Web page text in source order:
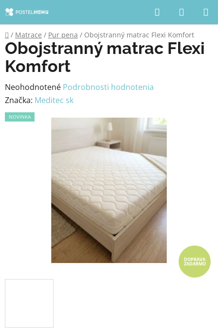
na
obsah
Hľadať
KOŠÍK
Domov
/ Matrace / Pur pena / Obojstranný matrac Flexi Komfort
Obojstranný matrac Flexi
Komfort
Priemerné
hodnotenie
produktu
Neohodnotené Podrobnosti hodnotenia
Značka: Meditec sk
NOVINKA
DOPRAVA
ZADARMO